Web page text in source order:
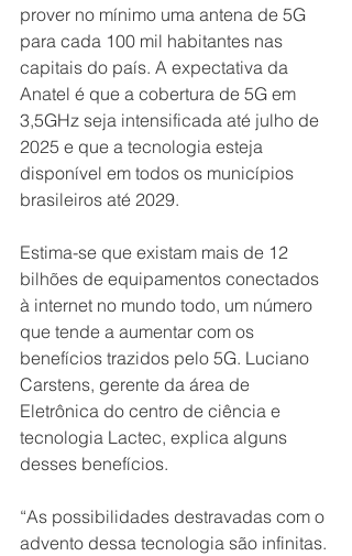
prover no mínimo uma antena de 5G
para cada 100 mil habitantes nas
capitais do país. A expectativa da
Anatel é que a cobertura de 5G em
3,5GHz seja intensificada até julho de
2025 e que a tecnologia esteja
disponível em todos os municípios
brasileiros até 2029.
Estima-se que existam mais de 12
bilhões de equipamentos conectados
à internet no mundo todo, um número
que tende a aumentar com os
benefícios trazidos pelo 5G. Luciano
Carstens, gerente da área de
Eletrônica do centro de ciência e
tecnologia Lactec, explica alguns
desses benefícios.
“As possibilidades destravadas com o
advento dessa tecnologia são infinitas.